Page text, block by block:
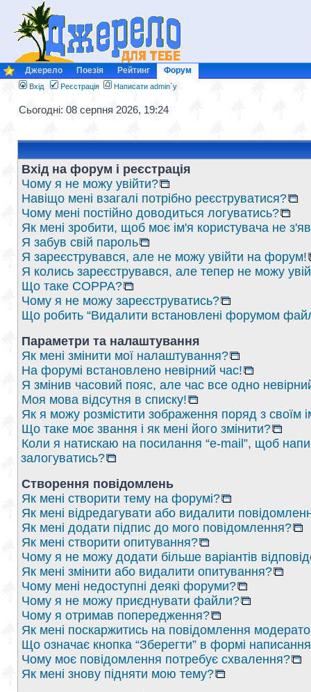
Джерело Поезія Рейтинг Форум
Вхід Реєстрація Написати admin`у
Сьогодні: 08 серпня 2026, 19:24
Вхід на форум і реєстрація
Чому я не можу увійти?
Навіщо мені взагалі потрібно реєструватися?
Чому мені постійно доводиться логуватись?
Як мені зробити, щоб моє ім'я користувача не
Я забув свій пароль
Я зареєструвався, але не можу увійти на форум!
Я колись зареєструвався, але тепер не можу
Що таке COPPA?
Чому я не можу зареєструватись?
Що робить “Видалити встановлені форумом
Параметри та налаштування
Як мені змінити мої налаштування?
На форумі встановлено невірний час!
Я змінив часовий пояс, але час все одно
Моя мова відсутня в списку!
Як я можу розмістити зображення поряд з своїм
Що таке моє звання і як мені його змінити?
Коли я натискаю на посилання “e-mail”, щоб
залогуватись?
Створення повідомлень
Як мені створити тему на форумі?
Як мені відредагувати або видалити
Як мені додати підпис до мого повідомлення?
Як мені створити опитування?
Чому я не можу додати більше варіантів
Як мені змінити або видалити опитування?
Чому мені недоступні деякі форуми?
Чому я не можу приєднувати файли?
Чому я отримав попередження?
Як мені поскаржитись на повідомлення
Що означає кнопка “Зберегти” в формі
Чому моє повідомлення потребує схвалення?
Як мені знову підняти мою тему?